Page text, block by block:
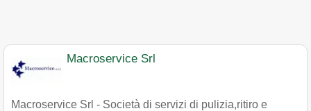
Macroservice Srl
Macroservice Srl - Società di servizi di pulizia,ritiro e